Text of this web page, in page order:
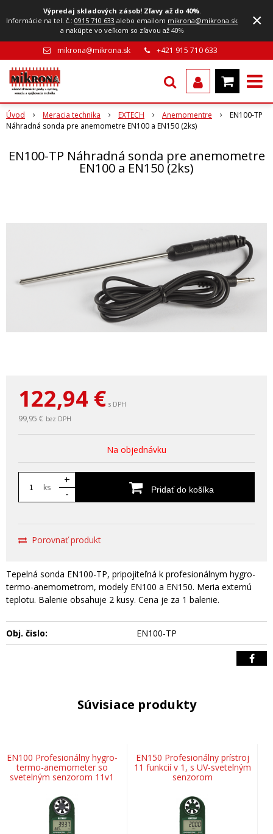
Výpredaj skladových zásob! Zľavy až do 40%.
Informácie na tel. č.:0915 710 633 alebo emailom mikrona@mikrona.sk
a nakúpte vo veľkom so zľavou až 40%
×
mikrona@mikrona.sk +421 915 710 633
Úvod Meracia technika EXTECH Anemomentre
EN100-TP
Náhradná sonda pre anemometre EN100 a EN150 (2ks)
EN100-TP Náhradná sonda pre anemometre
EN100 a EN150 (2ks)
122,94 € s DPH
99,95 € bez DPH
Na objednávku
ks
+
-
Pridať do košíka
Porovnať produkt
Tepelná sonda EN100-TP, pripojiteľná k profesionálnym hygro-
termo-anemometrom, modely EN100 a EN150. Meria externú
teplotu. Balenie obsahuje 2 kusy. Cena je za 1 balenie.
Obj. čislo: EN100-TP
Súvisiace produkty
EN100 Profesionálny hygro-
termo-anemometer so
svetelným senzorom 11v1
EN150 Profesionálny prístroj
11 funkcií v 1, s UV-svetelným
senzorom